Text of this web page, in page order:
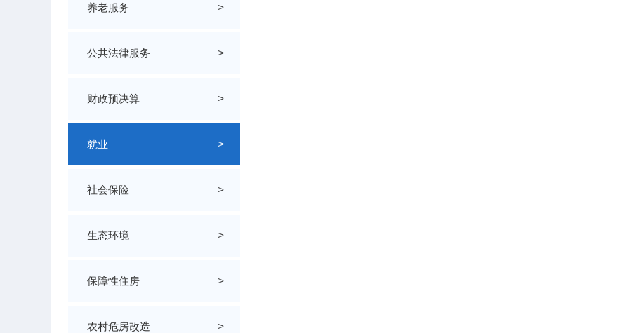
养老服务 >
公共法律服务 >
财政预决算 >
就业 >
社会保险 >
生态环境 >
保障性住房 >
农村危房改造 >